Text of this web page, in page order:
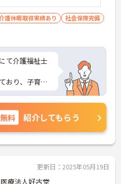
護休暇取得実績あり
社会保険完備
て介護福祉士
おり、子育て
など、さらに
相談くださ
無料 紹介してもらう
更新日：2025年05月19日
医療法人好古堂